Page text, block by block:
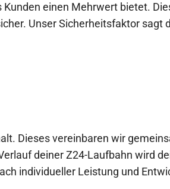
einen Mehrwert bietet.
Unser Sicherheitsfaktor sagt
Dieses vereinbaren wir
deiner Z24-Laufbahn wird
individueller Leistung und